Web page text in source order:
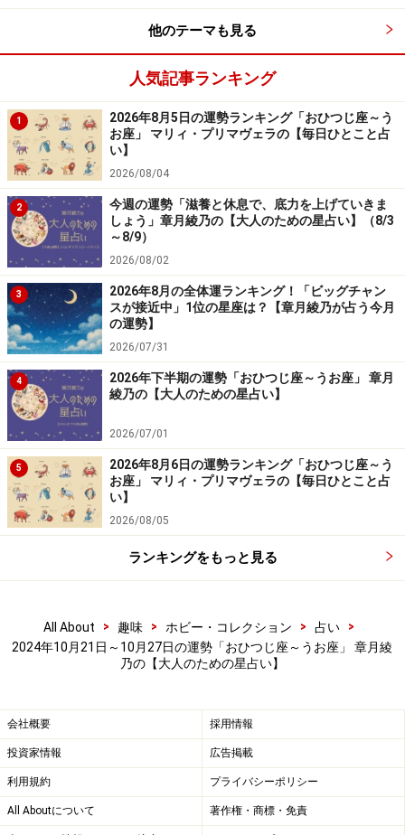
＞【詳しく見る】全体運、社交運、恋愛運などはこちら
しし座／獅子座（7月23日～8月22日生ま
れ）
余白と余裕。
余韻と予兆。
＞【詳しく見る】全体運、社交運、恋愛運などはこちら
おとめ座／乙女座（8月23日～9月22日生ま
目指せ、適量ライフ。
ゆるっと自然体で。
＞【詳しく見る】全体運、社交運、恋愛運などはこちら
他のテーマも見る
人気記事ランキング
1
2026年8月5日の運勢ランキング「おひつじ座～う
お座」 マリィ・プリマヴェラの【毎日ひとこと占
い】
2026/08/04
2
今週の運勢「滋養と休息で、底力を上げていきま
しょう」章月綾乃の【大人のための星占い】（8/3
～8/9）
2026/08/02
3
2026年8月の全体運ランキング！「ビッグチャン
スが接近中」1位の星座は？【章月綾乃が占う今月
の運勢】
2026/07/31
4
2026年下半期の運勢「おひつじ座～うお座」 章月
綾乃の【大人のための星占い】
2026/07/01
5
2026年8月6日の運勢ランキング「おひつじ座～う
お座」 マリィ・プリマヴェラの【毎日ひとこと占
い】
2026/08/05
ランキングをもっと見る
All About > 趣味 > ホビー・コレクション > 占い
>
2024年10月21日～10月27日の運勢「おひつじ座～うお座」 章月綾
乃の【大人のための星占い】
会社概要 採用情報
投資家情報 広告掲載
利用規約 プライバシーポリシー
All Aboutについて 著作権・商標・免責